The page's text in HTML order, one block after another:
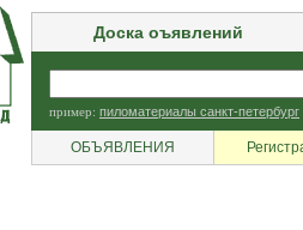
Доска оъявлений
пример: пиломатериалы санкт-петербург
ОБЪЯВЛЕНИЯ